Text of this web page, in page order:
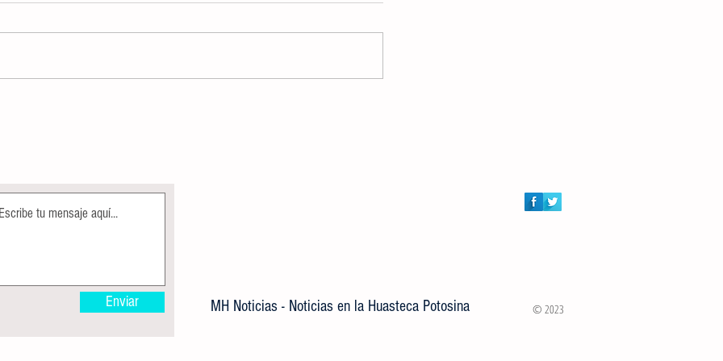
Enviar MH Noticias - Noticias en la Huasteca Potosina © 2023